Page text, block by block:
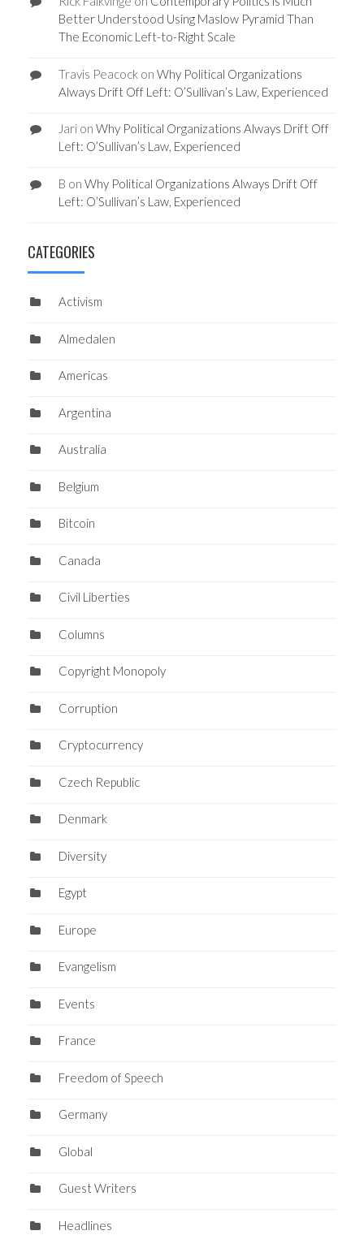
Better Understood Using Maslow Pyramid Than
The Economic Left-to-Right Scale
Travis Peacockon Why Political Organizations
Always Drift Off Left: O’Sullivan’s Law, Experienced
Jarion Why Political Organizations Always Drift Off
Left: O’Sullivan’s Law, Experienced
B on Why Political Organizations Always Drift Off
Left: O’Sullivan’s Law, Experienced
CATEGORIES
Activism
Almedalen
Americas
Argentina
Australia
Belgium
Bitcoin
Canada
Civil Liberties
Columns
Copyright Monopoly
Corruption
Cryptocurrency
Czech Republic
Denmark
Diversity
Egypt
Europe
Evangelism
Events
France
Freedom of Speech
Germany
Global
Guest Writers
Headlines